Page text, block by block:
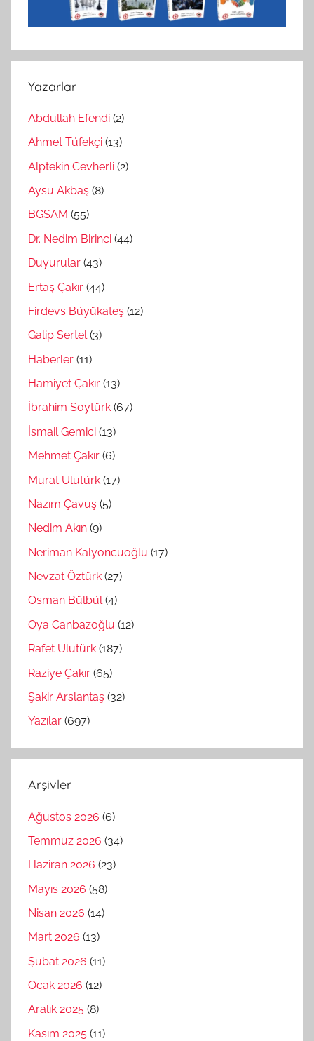
Yazarlar
Abdullah Efendi (2)
Ahmet Tüfekçi (13)
Alptekin Cevherli (2)
Aysu Akbaş (8)
BGSAM (55)
Dr. Nedim Birinci (44)
Duyurular (43)
Ertaş Çakır (44)
Firdevs Büyükateş (12)
Galip Sertel(3)
Haberler (11)
Hamiyet Çakır (13)
İbrahim Soytürk (67)
İsmail Gemici (13)
Mehmet Çakır (6)
Murat Ulutürk (17)
Nazım Çavuş (5)
Nedim Akın (9)
Neriman Kalyoncuoğlu (17)
Nevzat Öztürk (27)
Osman Bülbül(4)
Oya Canbazoğlu (12)
Rafet Ulutürk (187)
Raziye Çakır (65)
Şakir Arslantaş (32)
Yazılar (697)
Arşivler
Ağustos 2026 (6)
Temmuz 2026 (34)
Haziran 2026 (23)
Mayıs 2026 (58)
Nisan 2026 (14)
Mart 2026 (13)
Şubat 2026 (11)
Ocak 2026 (12)
Aralık 2025 (8)
Kasım 2025 (11)